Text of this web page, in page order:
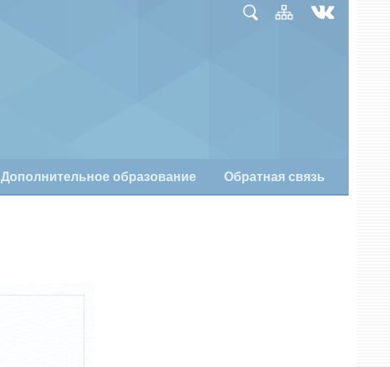
Дополнительное образование Обратная связь